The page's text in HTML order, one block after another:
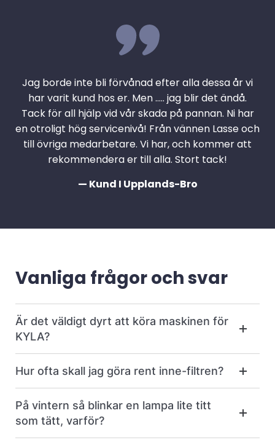
Jag borde inte bli förvånad efter alla dessa år vi
har varit kund hos er. Men ….. jag blir det ändå.
Tack för all hjälp vid vår skada på pannan. Ni har
en otroligt hög servicenivå! Från vännen Lasse och
till övriga medarbetare. Vi har, och kommer att
rekommendera er till alla. Stort tack!
— Kund I Upplands-Bro
Vanliga frågor och svar
Är det väldigt dyrt att köra maskinen för
KYLA?
Hur ofta skall jag göra rent inne-filtren?
På vintern så blinkar en lampa lite titt
som tätt, varför?